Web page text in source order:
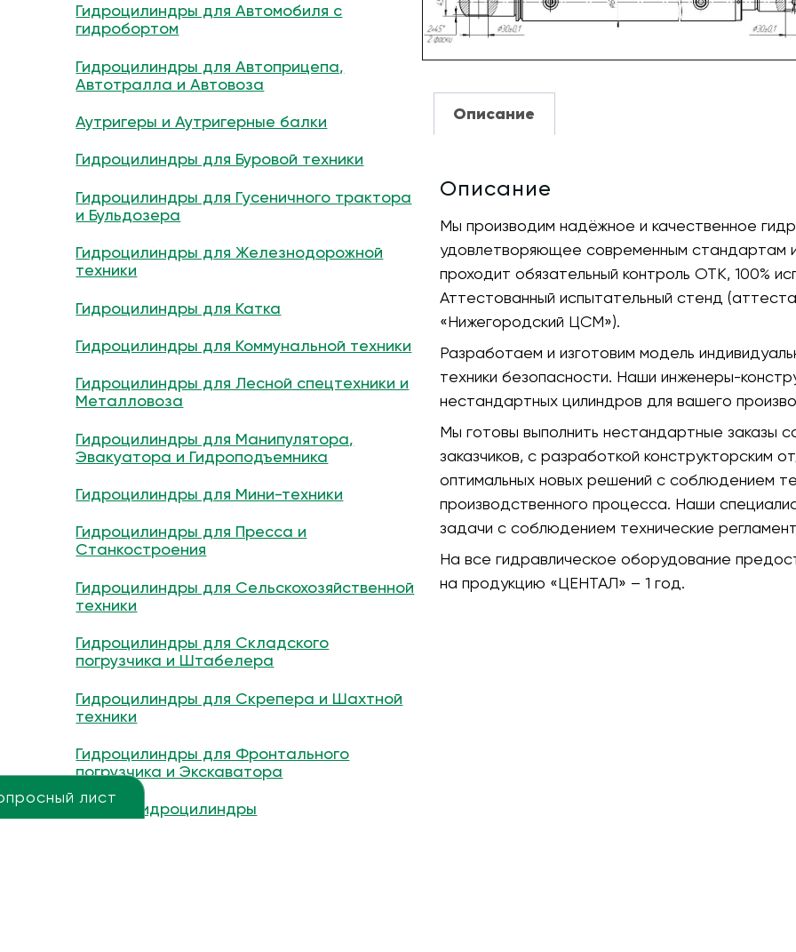
лист
Гидроцилиндры для Автомобиля с
гидробортом
Гидроцилиндры для Автоприцепа,
Автотралла и Автовоза
Аутригеры и Аутригерные балки
Гидроцилиндры для Буровой техники
Гидроцилиндры для Гусеничного трактора
и Бульдозера
Гидроцилиндры для Железнодорожной
техники
Гидроцилиндры для Катка
Гидроцилиндры для Коммунальной техники
Гидроцилиндры для Лесной спецтехники и
Металловоза
Гидроцилиндры для Манипулятора,
Эвакуатора и Гидроподъемника
Гидроцилиндры для Мини-техники
Гидроцилиндры для Пресса и
Станкостроения
Гидроцилиндры для Сельскохозяйственной
техники
Гидроцилиндры для Складского
погрузчика и Штабелера
Гидроцилиндры для Скрепера и Шахтной
техники
Гидроцилиндры для Фронтального
погрузчика и Экскаватора
Другие гидроцилиндры
Описание
Описание
Мы производим надёжное и качественное
удовлетворяющее современным стандартам и
проходит обязательный контроль ОТК, 100%
Аттестованный испытательный стенд
«Нижегородский ЦСМ»).
Разработаем и изготовим модель
техники безопасности. Наши инженеры-
нестандартных цилиндров для вашего
Мы готовы выполнить нестандартные заказы
заказчиков, с разработкой конструкторским
оптимальных новых решений с соблюдением
производственного процесса. Наши
задачи с соблюдением технические
На все гидравлическое оборудование
на продукцию «ЦЕНТАЛ» – 1 год.